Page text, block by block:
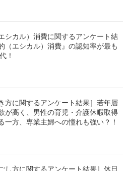
シカル）消費に関するアンケート結
（エシカル）消費』の認知率が最も
！
方に関するアンケート結果］若年層
が高く、男性の育児・介護休暇取得
一方、専業主婦への憧れも強い？！
し方に関するアンケート結果］休日